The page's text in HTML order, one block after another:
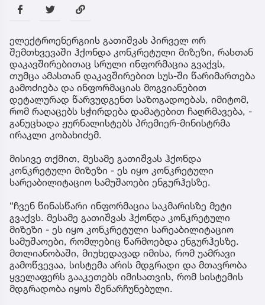
ელექტროენერგიის გათიშვას პირველ ორ
შემთხვევაში ჰქონდა კონკრეტული მიზეზი, რასთან
დაკავშირებითაც სრული ინფორმაცია გვაქვს,
თუმცა ამასთან დაკავშირებით სუს-ში წარიმართება
გამოძიება და ინფორმაციას მოგვიანებით
დეტალურად წარვუდგენთ საზოგადოებას, იმიტომ,
რომ რაღაცებს სჭირდება დამატებით ჩაღრმავება, -
განუცხადა ჟურნალისტებს პრემიერ-მინისტრმა
ირაკლი კობახიძემ.
მისივე თქმით, მესამე გათიშვას ჰქონდა
კონკრეტული მიზეზი - ეს იყო კონკრეტული
სარეაბილიტაციო სამუშაოები ენგურჰესზე.
“ჩვენ წინასწარი ინფორმაცია საკმარისზე მეტი
გვაქვს. მესამე გათიშვას ჰქონდა კონკრეტული
მიზეზი - ეს იყო კონკრეტული სარეაბილიტაციო
სამუშაოები, რომლებიც წარმოებდა ენგურჰესზე.
მთლიანობაში, მიუხედავად იმისა, რომ უამრავი
გამოწვევაა, სისტემა არის მდგრადი და მთავრობა
ყველაფერს გააკეთებს იმისათვის, რომ სისტემის
მდგრადობა იყოს შენარჩუნებული.